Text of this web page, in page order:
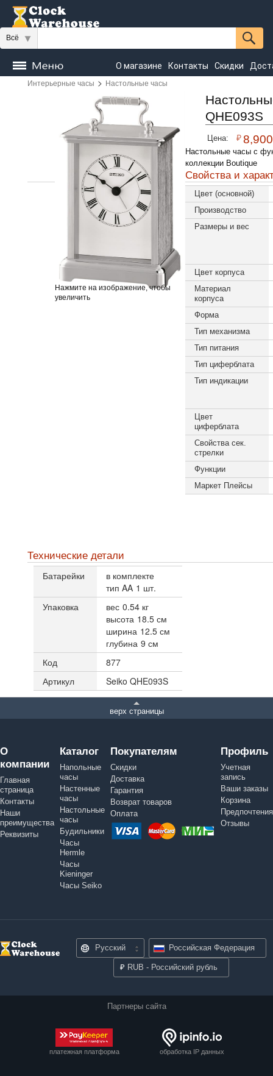
Всё
О магазине Контакты Скидки
Часы
напольные Настенные
Seiko
Интерьерные часы > Настольные часы
Нажмите на изображение, чтобы
увеличить
QHE093S
Цена: ₽ 8,900
Настольные часы с
коллекции Boutique
Свойства и
Цвет (основной)
Производство
Размеры и вес
Цвет корпуса
Материал
корпуса
Форма
Тип механизма
Тип питания
Тип циферблата
Тип индикации
Цвет
циферблата
Свойства сек.
стрелки
Функции
Маркет Плейсы
Технические детали
Батарейки
в комплекте
тип AA 1 шт.
Упаковка
вес 0.54 кг
высота 18.5 см
ширина 12.5 см
глубина 9 см
Код
877
Артикул
Seiko QHE093S
верх страницы
О
компании
Главная
страница
Контакты
Наши
преимущества
Реквизиты
Каталог
Напольные
часы
Настенные
часы
Настольные
часы
Будильники
Часы
Hermle
Часы
Kieninger
Часы Seiko
Покупателям
Скидки
Доставка
Гарантия
Возврат товаров
Оплата
Профиль
Учетная
запись
Ваши заказы
Корзина
Предпочтения
Отзывы
Русский Российская Федерация
₽ RUB - Российский рубль
Партнеры сайта
платежная платформа обработка IP данных